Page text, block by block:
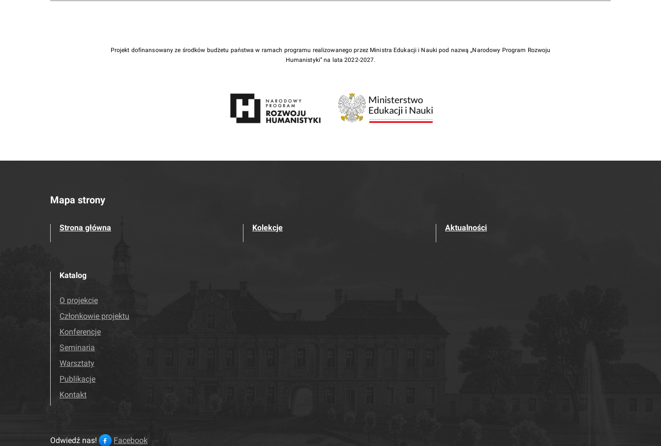
Projekt dofinansowany ze środków budżetu państwa w ramach programu realizowanego przez Ministra Edukacji i Nauki pod nazwą „Narodowy Program Rozwoju
Humanistyki” na lata 2022-2027.
Mapa strony
Strona główna Kolekcje Aktualności
Katalog
O projekcie
Członkowie projektu
Konferencje
Seminaria
Warsztaty
Publikacje
Kontakt
Odwiedź nas! Facebook